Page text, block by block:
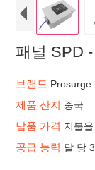
패널 SPD
브랜드 Prosurge
제품 산지 중국
납품 가격 지불
공급 능력 달 당